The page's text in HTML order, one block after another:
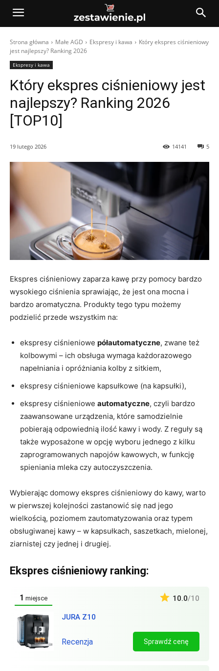
Strona główna Małe AGD Ekspresy i kawa
Który ekspres ciśnieniowy
jest najlepszy? Ranking 2026
Ekspresy i kawa
Który ekspres ciśnieniowy jest
najlepszy? Ranking 2026
[TOP10]
19 lutego 2026 5
14141
Ekspres ciśnieniowy zaparza kawę przy pomocy bardzo
wysokiego ciśnienia sprawiając, że jest ona mocna i
bardzo aromatyczna. Produkty tego typu możemy
podzielić przede wszystkim na:
ekspresy ciśnieniowe półautomatyczne, zwane też
kolbowymi – ich obsługa wymaga każdorazowego
napełniania i opróżniania kolby z sitkiem,
ekspresy ciśnieniowe kapsułkowe (na kapsułki),
ekspresy ciśnieniowe automatyczne, czyli bardzo
zaawansowane urządzenia, które samodzielnie
pobierają odpowiednią ilość kawy i wody. Z reguły są
także wyposażone w opcję wyboru jednego z kilku
zaprogramowanych napojów kawowych, w funkcję
spieniania mleka czy autoczyszczenia.
Wybierając domowy ekspres ciśnieniowy do kawy, warto
w pierwszej kolejności zastanowić się nad jego
wielkością, poziomem zautomatyzowania oraz typem
obsługiwanej kawy – w kapsułkach, saszetkach, mielonej,
ziarnistej czy jednej i drugiej.
Ekspres ciśnieniowy ranking:
1 miejsce
JURA Z10
10.0/10
Recenzja Sprawdź cenę